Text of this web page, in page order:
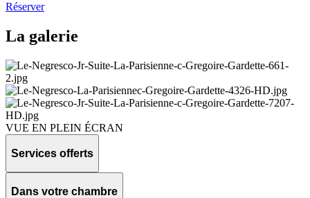
Réserver
La galerie
VUE EN PLEIN ÉCRAN
Services offerts
Dans votre chambre